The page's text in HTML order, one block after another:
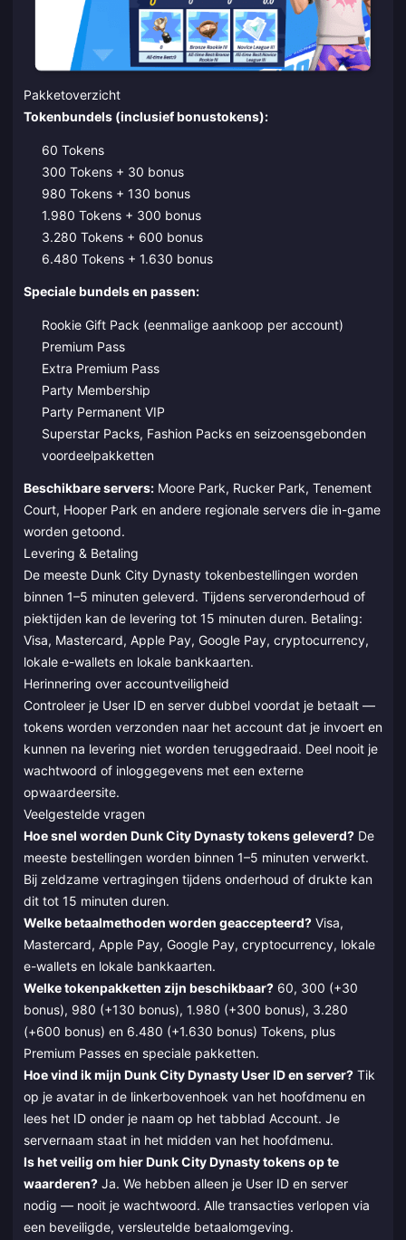
Pakketoverzicht
Tokenbundels (inclusief bonustokens):
60 Tokens
300 Tokens + 30 bonus
980 Tokens + 130 bonus
1.980 Tokens + 300 bonus
3.280 Tokens + 600 bonus
6.480 Tokens + 1.630 bonus
Speciale bundels en passen:
Rookie Gift Pack (eenmalige aankoop per account)
Premium Pass
Extra Premium Pass
Party Membership
Party Permanent VIP
Superstar Packs, Fashion Packs en seizoensgebonden
voordeelpakketten
Beschikbare servers: Moore Park, Rucker Park, Tenement
Court, Hooper Park en andere regionale servers die in-game
worden getoond.
Levering & Betaling
De meeste Dunk City Dynasty tokenbestellingen worden
binnen 1–5 minuten geleverd. Tijdens serveronderhoud of
piektijden kan de levering tot 15 minuten duren. Betaling:
Visa, Mastercard, Apple Pay, Google Pay, cryptocurrency,
lokale e-wallets en lokale bankkaarten.
Herinnering over accountveiligheid
Controleer je User ID en server dubbel voordat je betaalt —
tokens worden verzonden naar het account dat je invoert en
kunnen na levering niet worden teruggedraaid. Deel nooit je
wachtwoord of inloggegevens met een externe
opwaardeersite.
Veelgestelde vragen
Hoe snel worden Dunk City Dynasty tokens geleverd? De
meeste bestellingen worden binnen 1–5 minuten verwerkt.
Bij zeldzame vertragingen tijdens onderhoud of drukte kan
dit tot 15 minuten duren.
Welke betaalmethoden worden geaccepteerd? Visa,
Mastercard, Apple Pay, Google Pay, cryptocurrency, lokale
e-wallets en lokale bankkaarten.
Welke tokenpakketten zijn beschikbaar? 60, 300 (+30
bonus), 980 (+130 bonus), 1.980 (+300 bonus), 3.280
(+600 bonus) en 6.480 (+1.630 bonus) Tokens, plus
Premium Passes en speciale pakketten.
Hoe vind ik mijn Dunk City Dynasty User ID en server? Tik
op je avatar in de linkerbovenhoek van het hoofdmenu en
lees het ID onder je naam op het tabblad Account. Je
servernaam staat in het midden van het hoofdmenu.
Is het veilig om hier Dunk City Dynasty tokens op te
waarderen? Ja. We hebben alleen je User ID en server
nodig — nooit je wachtwoord. Alle transacties verlopen via
een beveiligde, versleutelde betaalomgeving.